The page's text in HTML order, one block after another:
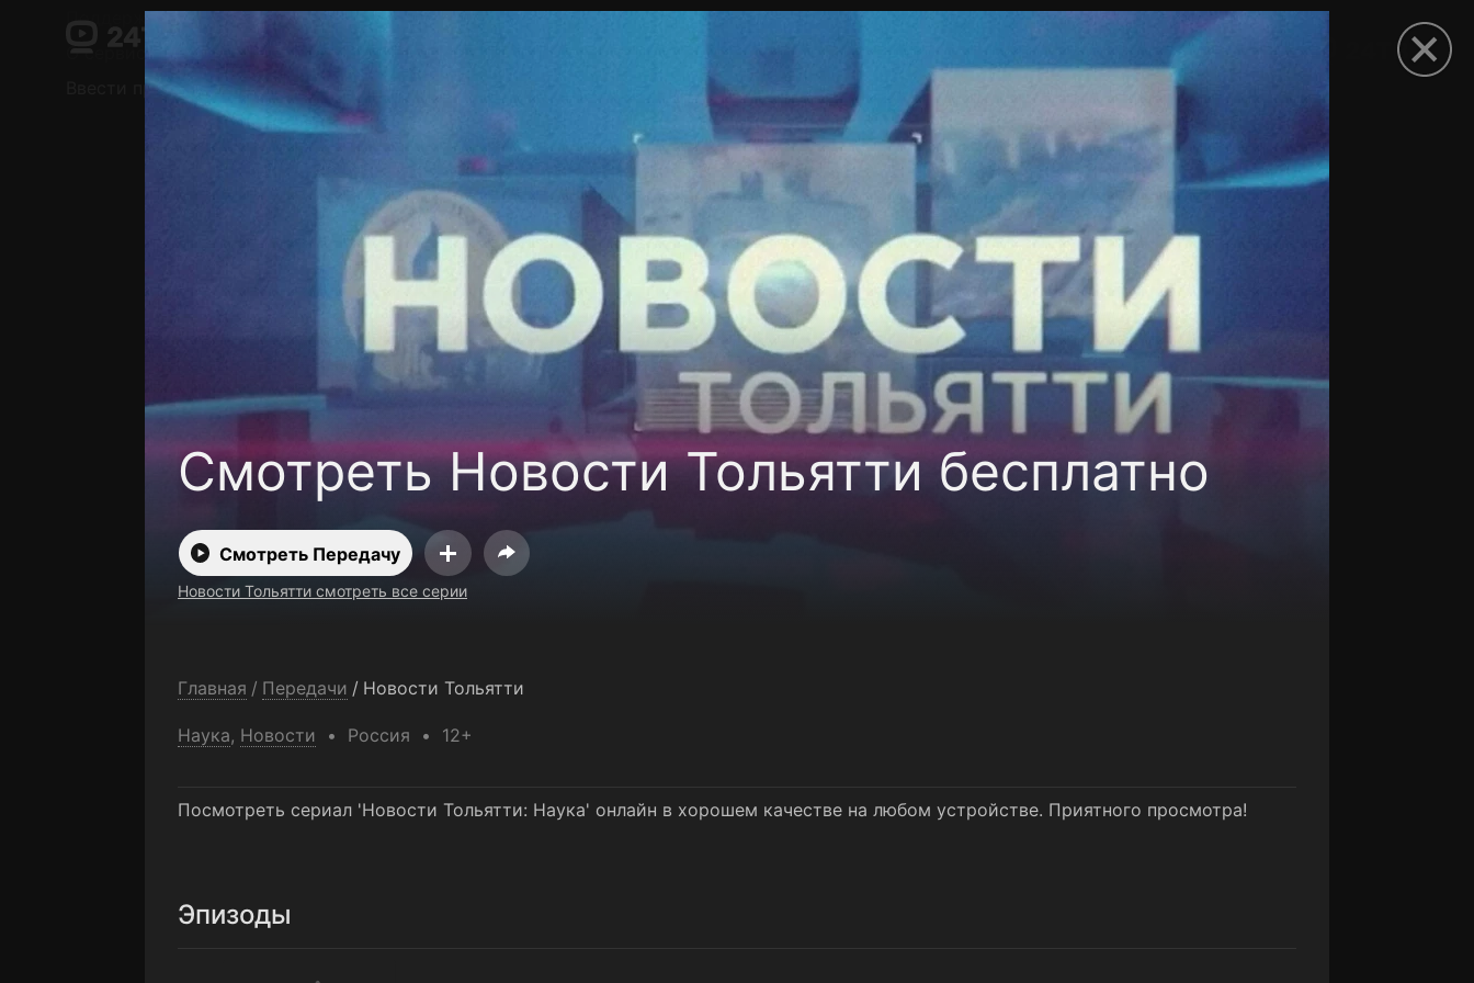
Смотреть Новости Тольятти бесплатно
Смотреть Передачу
Новости Тольятти смотреть все серии
Главная / Передачи / Новости Тольятти
Наука, Новости Россия 12+
Посмотреть сериал 'Новости Тольятти: Наука' онлайн в хорошем качестве на любом устройстве. Приятного просмотра!
Эпизоды
Поддержка:support@24h.tv
О сервисе
Пользовательское соглашение
Ввести промокод
Установить на ТВ